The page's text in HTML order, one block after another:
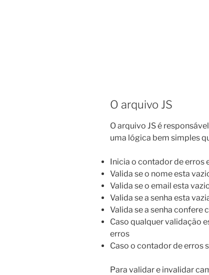
O arquivo JS
O arquivo JS é
uma lógica bem simples
Inicia o contador de erros
Valida se o nome esta
Valida se o email esta
Valida se a senha esta
Valida se a senha confere
Caso qualquer validação
erros
Caso o contador de erros
Para validar e invalidar